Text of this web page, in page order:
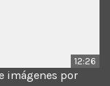
12:26
imágenes por